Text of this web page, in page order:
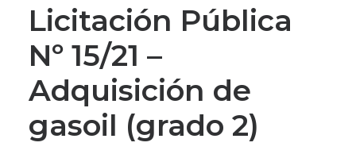
GOBIERNO
HCD
TRÁMITES Y SERVICIOS
CIUDAD
PARQUE INDUSTRIAL
Licitación Pública
Nº 15/21 –
Adquisición de
gasoil (grado 2)